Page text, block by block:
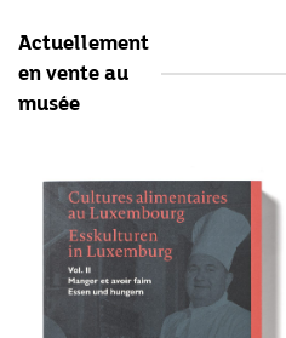
Actuellement
en vente au
musée